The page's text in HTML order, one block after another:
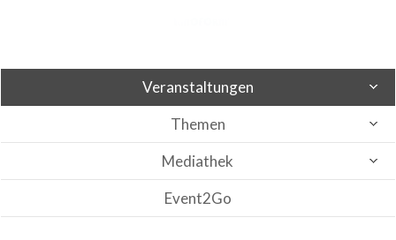
Veranstaltungen
Themen
Mediathek
Event2Go